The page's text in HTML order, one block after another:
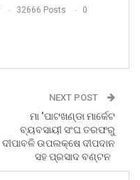
32666 Posts 0
NEXT POST
ମା ‘ପାଟଖଣ୍ଡା ମାର୍କେଟ
ବ୍ୟବସାୟୀ ସଂଘ ତରଫରୁ
ଦୀପାବଳି ଉପଲକ୍ଷେ ଦୀପଦାନ
ସହ ପ୍ରସାଦ ବଣ୍ଟନ